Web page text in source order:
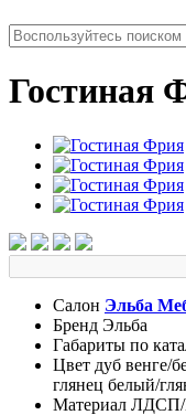
Гостиная
Салон Эльба
Бренд Эльба
Габариты по
Цвет дуб венге/
глянец белый/
Материал